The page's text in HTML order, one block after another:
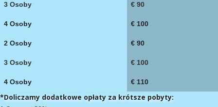
3 Osoby € 90
4 Osoby € 100
2 Osoby € 90
3 Osoby € 100
4 Osoby € 110
*Doliczamy dodatkowe opłaty za krótsze pobyty: